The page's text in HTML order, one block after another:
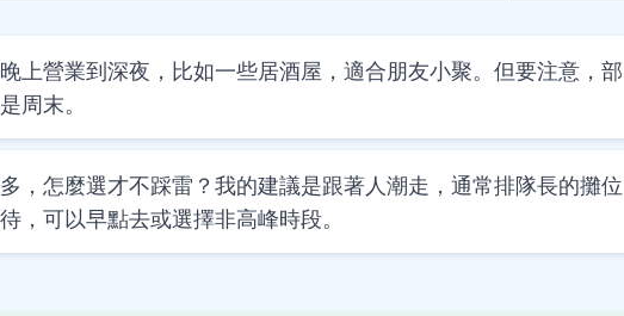
上營業到深夜，比如一些居酒屋，適合朋友小聚。但要注意，部
周末。
，怎麼選才不踩雷？我的建議是跟著人潮走，通常排隊長的攤位
，可以早點去或選擇非高峰時段。